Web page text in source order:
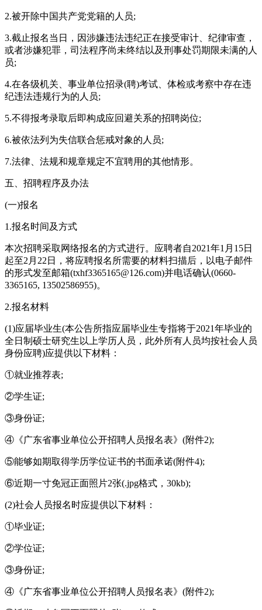
2.被开除中国共产党党籍的人员;
3.截止报名当日，因涉嫌违法违纪正在接受审计、纪律审查，
或者涉嫌犯罪，司法程序尚未终结以及刑事处罚期限未满的人
员;
4.在各级机关、事业单位招录(聘)考试、体检或考察中存在违
纪违法违规行为的人员;
5.不得报考录取后即构成应回避关系的招聘岗位;
6.被依法列为失信联合惩戒对象的人员;
7.法律、法规和规章规定不宜聘用的其他情形。
五、招聘程序及办法
(一)报名
1.报名时间及方式
本次招聘采取网络报名的方式进行。应聘者自2021年1月15日
起至2月22日，将应聘报名所需要的材料扫描后，以电子邮件
的形式发至邮箱(txhf3365165@126.com)并电话确认(0660-
3365165, 13502586955)。
2.报名材料
(1)应届毕业生(本公告所指应届毕业生专指将于2021年毕业的
全日制硕士研究生以上学历人员，此外所有人员均按社会人员
身份应聘)应提供以下材料：
①就业推荐表;
②学生证;
③身份证;
④《广东省事业单位公开招聘人员报名表》(附件2);
⑤能够如期取得学历学位证书的书面承诺(附件4);
⑥近期一寸免冠正面照片2张(.jpg格式，30kb);
(2)社会人员报名时应提供以下材料：
①毕业证;
②学位证;
③身份证;
④《广东省事业单位公开招聘人员报名表》(附件2);